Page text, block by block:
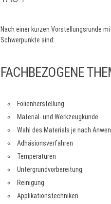
Nach einer kurzen Vorstellungsrunde
Schwerpunkte sind:
FACHBEZOGENE
Folienherstellung
Material- und Werkzeugkunde
Wahl des Materials je nach
Adhäsionsverfahren
Temperaturen
Untergrundvorbereitung
Reinigung
Applikationstechniken